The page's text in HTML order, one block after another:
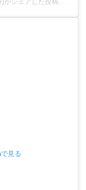
見る